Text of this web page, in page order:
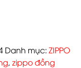
Danh mục: ZIPPO
, zippo đồng